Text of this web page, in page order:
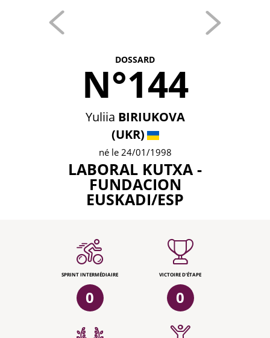
DOSSARD
N°144
Yuliia BIRIUKOVA
(UKR)
né le 24/01/1998
LABORAL KUTXA -
FUNDACION
EUSKADI/ESP
SPRINT INTERMÉDIAIRE
0
VICTOIRE D'ÉTAPE
0